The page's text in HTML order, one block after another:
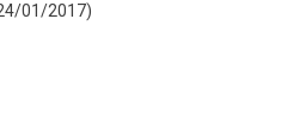
01/2017)